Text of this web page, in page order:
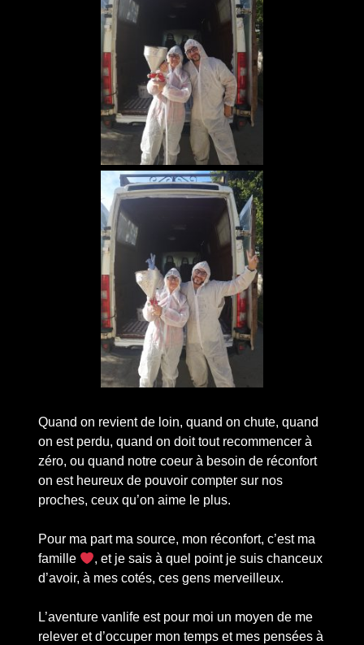
Quand on revient de loin, quand on chute, quand
on est perdu, quand on doit tout recommencer à
zéro, ou quand notre coeur à besoin de réconfort
on est heureux de pouvoir compter sur nos
proches, ceux qu’on aime le plus.
Pour ma part ma source, mon réconfort, c’est ma
famille
, et je sais à quel point je suis chanceux
d’avoir, à mes cotés, ces gens merveilleux.
L’aventure vanlife est pour moi un moyen de me
relever et d’occuper mon temps et mes pensées à